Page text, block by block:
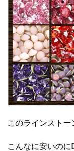
このラインストー
こんなに安いのに